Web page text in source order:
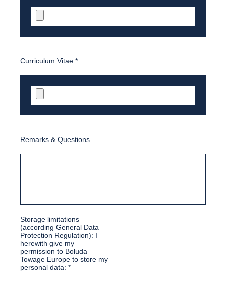
Curriculum Vitae *
Remarks & Questions
Storage limitations
(according General Data
Protection Regulation): I
herewith give my
permission to Boluda
Towage Europe to store my
personal data: *